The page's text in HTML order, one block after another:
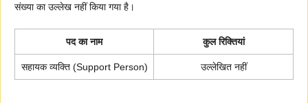
संख्या का उल्लेख नहीं किया गया है।
पद का नाम कुल रिक्तियां
सहायक व्यक्ति (Support Person) उल्लेखित नहीं